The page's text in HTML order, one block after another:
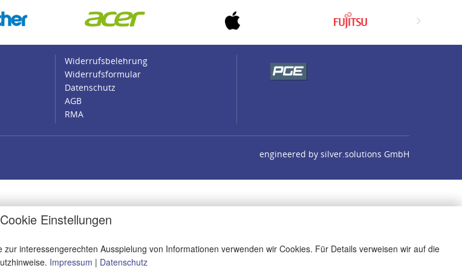
Cookie Einstellungen
interessengerechten Ausspielung von Informationen verwenden wir Cookies. Für Details verweisen wir auf die
Impressum | Datenschutz
Widerrufsbelehrung
Widerrufsformular
Datenschutz
AGB
RMA
engineered by silver.solutions GmbH